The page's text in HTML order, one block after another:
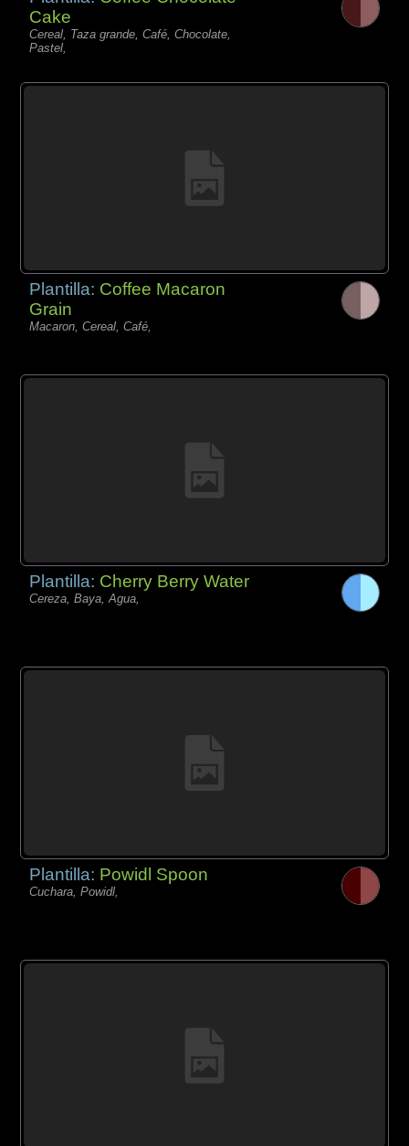
Cake
Cereal, Taza grande, Café, Chocolate,
Pastel,
Plantilla: Coffee Macaron
Grain
Macaron, Cereal, Café,
Plantilla: Cherry Berry Water
Cereza, Baya, Agua,
Plantilla: Powidl Spoon
Cuchara, Powidl,